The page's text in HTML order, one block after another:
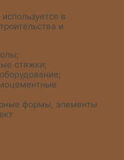
в
и
стяжки;
формы, элементы